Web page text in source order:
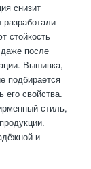
снизит
стойкость
после
Вышивка,
подбирается
его свойства.
стиль,
и